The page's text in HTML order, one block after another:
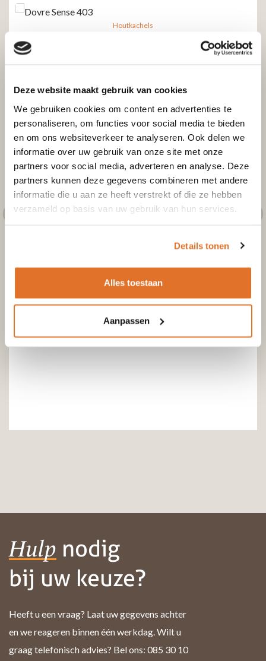
Deze website maakt gebruik van cookies
We gebruiken cookies om content en advertenties te
personaliseren, om functies voor social media te bieden
en om ons websiteverkeer te analyseren. Ook delen we
informatie over uw gebruik van onze site met onze
partners voor social media, adverteren en analyse. Deze
partners kunnen deze gegevens combineren met andere
informatie die u aan ze heeft verstrekt of die ze hebben
verzameld op basis van uw gebruik van hun services.
Details tonen
Alles toestaan
Aanpassen
Houtkachels
€3.260,95
€2.695,00
Toevoegen aan winkelwagen
Hulp nodig
bij uw keuze?
Heeft u een vraag? Laat uw gegevens achter
en we reageren binnen één werkdag. Wilt u
graag telefonisch advies? Bel ons: 085 30 10